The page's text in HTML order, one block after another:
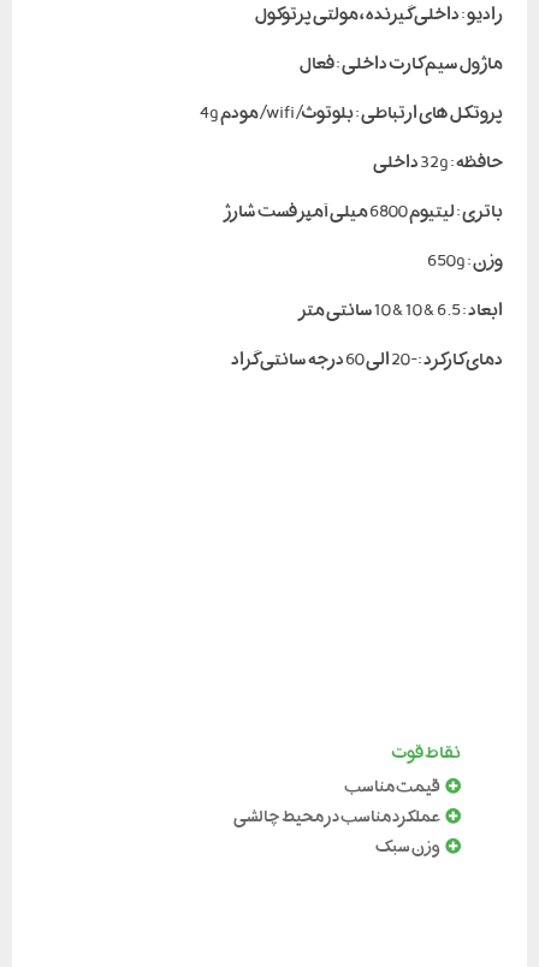
رادیو : داخلی گیرنده ، مولتی پرتوکول
ماژول سیم کارت داخلی : فعال
پروتکل های ارتباطی : بلوتوث/ wifi / مودم 4g
حافظه : 32g داخلی
باتری : لیتیوم 6800 میلی آمپر فست شارژ
وزن : 650g
ابعاد : 6.5 & 10 & 10 سانتی متر
دمای کارکرد : -20 الی 60 درجه سانتی گراد
نقاط قوت
قیمت مناسب
عملکرد مناسب در محیط چالشی
وزن سبک